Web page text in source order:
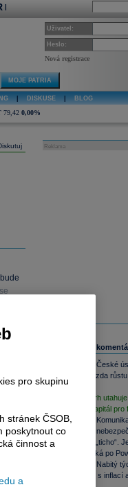
|
Uživatel:
Heslo:
Nová registrace
MOJE PATRIA
DISKUSE BLOG
79,42 0,00%
Reklama
Související
Rozbřesk: České
vrcholu. Brzda
motor?
Fed mlčí, trh
zdražuje kapitál
Rozbřesk:
začíná být
Warshovo „ticho“.
trhům stýská po
Rozbřesk: Nabitý
data v čele s inflací
pro skupinu
stránek ČSOB,
poskytnout co
činnost a
a